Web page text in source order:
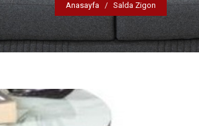
Anasayfa Salda Zigon